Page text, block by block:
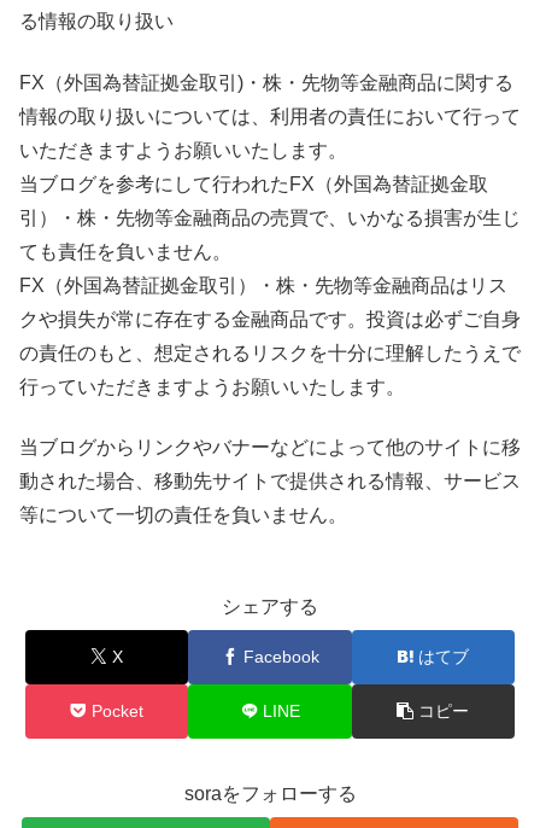
る情報の取り扱い
FX（外国為替証拠金取引)・株・先物等金融商品に関する
情報の取り扱いについては、利用者の責任において行って
いただきますようお願いいたします。
当ブログを参考にして行われたFX（外国為替証拠金取
引）・株・先物等金融商品の売買で、いかなる損害が生じ
ても責任を負いません。
FX（外国為替証拠金取引）・株・先物等金融商品はリス
クや損失が常に存在する金融商品です。投資は必ずご自身
の責任のもと、想定されるリスクを十分に理解したうえで
行っていただきますようお願いいたします。
当ブログからリンクやバナーなどによって他のサイトに移
動された場合、移動先サイトで提供される情報、サービス
等について一切の責任を負いません。
シェアする
X Facebook はてブ
Pocket LINE コピー
soraをフォローする